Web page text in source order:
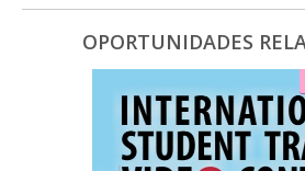
OPORTUNIDADES